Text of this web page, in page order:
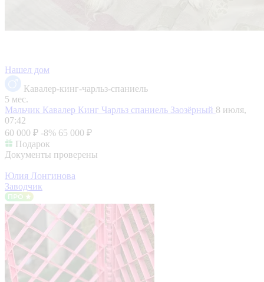
Нашел дом
Кавалер-кинг-чарльз-спаниель
5 мес.
Мальчик Кавалер Кинг Чарльз спаниель Заозёрный 8 июля,
07:42
60 000 ₽ -8% 65 000 ₽
Подарок
Документы проверены
Юлия Лонгинова
Заводчик